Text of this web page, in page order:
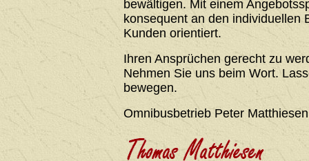
bewältigen. Mit einem
konsequent an den individuellen
Kunden orientiert.
Ihren Ansprüchen gerecht zu
Nehmen Sie uns beim Wort.
bewegen.
Omnibusbetrieb Peter Matthiesen